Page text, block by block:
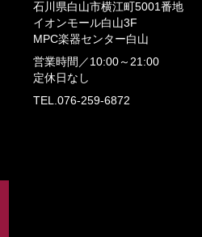
石川県白山市横江町5001番地
イオンモール白山3F
MPC楽器センター白山
営業時間／ 10:00～21:00
定休日なし
TEL.076-259-6872